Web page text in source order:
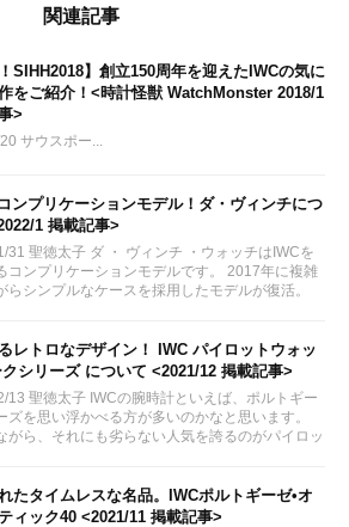
関連記事
！SIHH2018】創立150周年を迎えたIWCの気に
をご紹介！<時計怪獣 WatchMonster 2018/1
>
サウスポー...
ンプリケーションモデル！ダ・ヴィンチにつ
1 掲載記事>
31 聖徳太子 ダ ・ ヴィンチ ・ウォッチはIWCを
コンプリケーションモデルです。 2017年に複雑
らシンプルなケースを採用したモデルが復活。
レトロなデザイン！ IWC パイロットウォッ
シリーズ について <2021/12 掲載記事>
13 聖徳太子 IWCの腕時計といえば、ポルトギー
ズを思い浮かべる方が多いのかなと思います。
がら、それにも劣らない人気を誇るのがパイロッ
致します。
たタイムレスな名品。IWCポルトギーゼ•オ
ィック40 <2021/11 掲載記事>